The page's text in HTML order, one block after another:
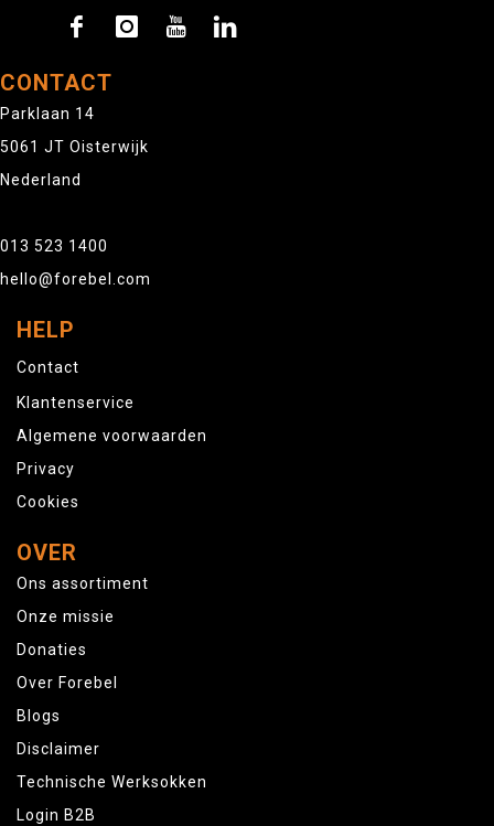
CONTACT
Parklaan 14
5061 JT Oisterwijk
Nederland
013 523 1400
hello@forebel.com
HELP
Contact
Klantenservice
Algemene voorwaarden
Privacy
Cookies
OVER
Ons assortiment
Onze missie
Donaties
Over Forebel
Blogs
Disclaimer
Technische Werksokken
Login B2B